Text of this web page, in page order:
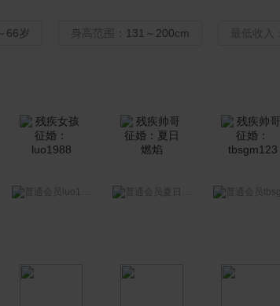
66岁 身高范围： 131～200cm 最低收入：
luo1988 tbsgm123